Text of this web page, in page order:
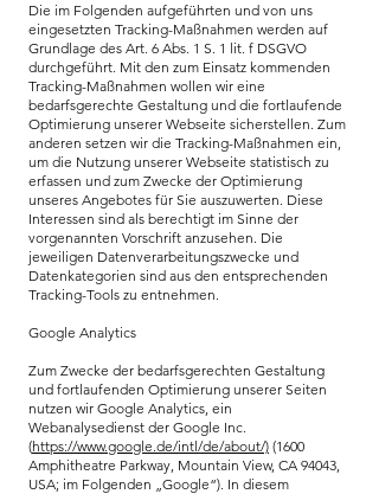
Die im Folgenden aufgeführten und von uns
eingesetzten Tracking-Maßnahmen werden auf
Grundlage des Art. 6 Abs. 1 S. 1 lit. f DSGVO
durchgeführt. Mit den zum Einsatz kommenden
Tracking-Maßnahmen wollen wir eine
bedarfsgerechte Gestaltung und die fortlaufende
Optimierung unserer Webseite sicherstellen. Zum
anderen setzen wir die Tracking-Maßnahmen ein,
um die Nutzung unserer Webseite statistisch zu
erfassen und zum Zwecke der Optimierung
unseres Angebotes für Sie auszuwerten. Diese
Interessen sind als berechtigt im Sinne der
vorgenannten Vorschrift anzusehen. Die
jeweiligen Datenverarbeitungszwecke und
Datenkategorien sind aus den entsprechenden
Tracking-Tools zu entnehmen.
Google Analytics
Zum Zwecke der bedarfsgerechten Gestaltung
und fortlaufenden Optimierung unserer Seiten
nutzen wir Google Analytics, ein
Webanalysedienst der Google Inc.
(https://www.google.de/intl/de/about/) (1600
Amphitheatre Parkway, Mountain View, CA 94043,
USA; im Folgenden „Google“). In diesem